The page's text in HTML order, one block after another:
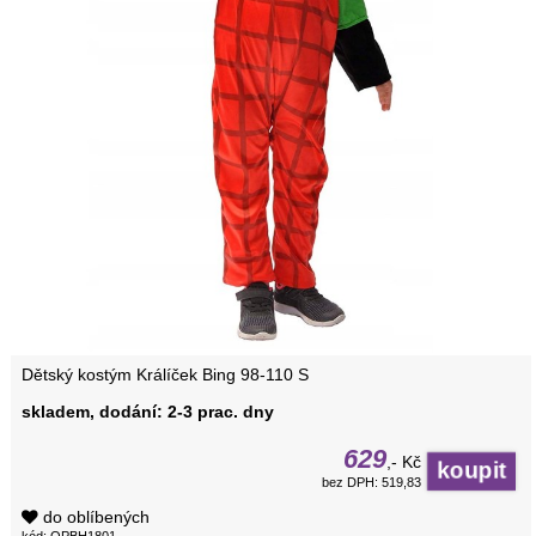
Dětský kostým Králíček Bing 98-110 S
skladem, dodání: 2-3 prac. dny
629,- Kč
bez DPH: 519,83
do oblíbených